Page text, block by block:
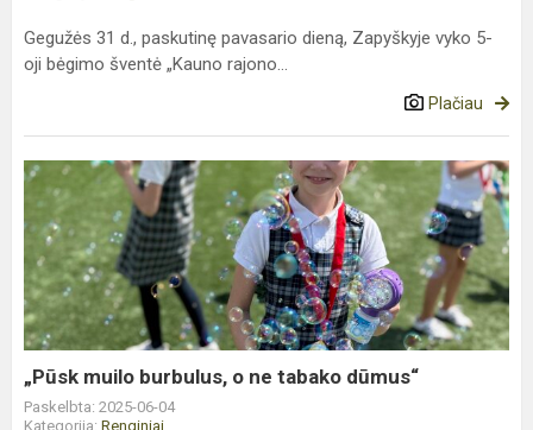
Gegužės 31 d., paskutinę pavasario dieną, Zapyškyje vyko 5-
oji bėgimo šventė „Kauno rajono...
Plačiau
„Pūsk
muilo
burbulus,
o
ne
tabako
dūmus“
„Pūsk muilo burbulus, o ne tabako dūmus“
Paskelbta: 2025-06-04
Kategorija: Renginiai